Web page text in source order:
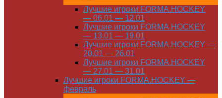
Лучшие игроки FORMA.HOCKEY
— 06.01 — 12.01
Лучшие игроки FORMA.HOCKEY
— 13.01 — 19.01
Лучшие игроки FORMA.HOCKEY —
20.01 — 26.01
Лучшие игроки FORMA.HOCKEY
— 27.01 — 31.01
Лучшие игроки FORMA.HOCKEY —
февраль